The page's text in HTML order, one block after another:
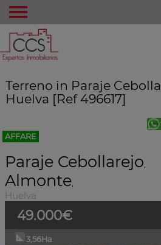
Terreno in Paraje
Huelva [Ref 496617]
AFFARE
Paraje Cebollarejo,
Almonte,
Huelva
49.000€
3,56Ha